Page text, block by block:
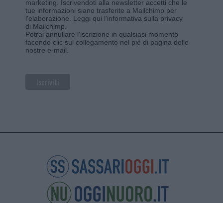
marketing. Iscrivendoti alla newsletter accetti che le
tue informazioni siano trasferite a Mailchimp per
l'elaborazione. Leggi qui l'informativa sulla privacy
di Mailchimp
Potrai annullare l'iscrizione in qualsiasi momento
facendo clic sul collegamento nel piè di pagina delle
nostre e-mail.